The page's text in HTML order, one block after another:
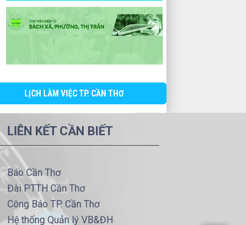
LỊCH LÀM VIỆC TP. CẦN THƠ
LIÊN KẾT CẦN BIẾT
Báo Cần Thơ
Đài PTTH Cần Thơ
Công Báo TP. Cần Thơ
Hệ thống Quản lý VB&ĐH